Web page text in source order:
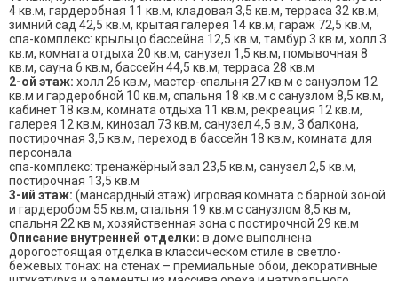
4 кв.м, гардеробная 11 кв.м, кладовая 3,5 кв.м, терраса 32 кв.м,
зимний сад 42,5 кв.м, крытая галерея 14 кв.м, гараж 72,5 кв.м,
спа-комплекс: крыльцо бассейна 12,5 кв.м, тамбур 3 кв.м, холл 3
кв.м, комната отдыха 20 кв.м, санузел 1,5 кв.м, помывочная 8
кв.м, сауна 6 кв.м, бассейн 44,5 кв.м, терраса 28 кв.м
2-ой этаж: холл 26 кв.м, мастер-спальня 27 кв.м с санузлом 12
кв.м и гардеробной 10 кв.м, спальня 18 кв.м с санузлом 8,5 кв.м,
кабинет 18 кв.м, комната отдыха 11 кв.м, рекреация 12 кв.м,
галерея 12 кв.м, кинозал 73 кв.м, санузел 4,5 в.м, 3 балкона,
постирочная 3,5 кв.м, переход в бассейн 18 кв.м, комната для
персонала
спа-комплекс: тренажёрный зал 23,5 кв.м, санузел 2,5 кв.м,
постирочная 13,5 кв.м
3-ий этаж: (мансардный этаж) игровая комната с барной зоной
и гардеробом 55 кв.м, спальня 19 кв.м с санузлом 8,5 кв.м,
спальня 22 кв.м, хозяйственная зона с постирочной 29 кв.м
Описание внутренней отделки: в доме выполнена
дорогостоящая отделка в классическом стиле в светло-
бежевых тонах: на стенах – премиальные обои, декоративные